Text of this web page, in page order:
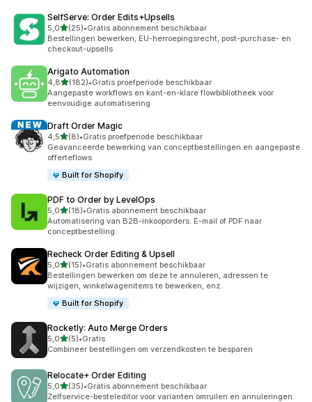
SelfServe: Order Edits+Upsells
5,0van 5 sterren
(25)
25 recensies in totaal
•Gratis abonnement beschikbaar
Bestellingen bewerken, EU-herroepingsrecht, post-purchase- en
checkout-upsells
Arigato Automation
4,8van 5 sterren
(182)
182 recensies in totaal
•Gratis proefperiode beschikbaar
Aangepaste workflows en kant-en-klare flowbibliotheek voor
eenvoudige automatisering
Draft Order Magic
4,5van 5 sterren
(8)
8 recensies in totaal
•Gratis proefperiode beschikbaar
Geavanceerde bewerking van conceptbestellingen en aangepaste
offerteflows
Built for Shopify
PDF to Order by LevelOps
5,0van 5 sterren
(18)
18 recensies in totaal
•Gratis abonnement beschikbaar
Automatisering van B2B-inkooporders. E-mail of PDF naar
conceptbestelling.
Recheck Order Editing & Upsell
5,0van 5 sterren
(15)
15 recensies in totaal
•Gratis abonnement beschikbaar
Bestellingen bewerken om deze te annuleren, adressen te
wijzigen, winkelwagenitems te bewerken, enz.
Built for Shopify
Rocketly: Auto Merge Orders
5,0van 5 sterren
(5)
5 recensies in totaal
•Gratis
Combineer bestellingen om verzendkosten te besparen
Relocate+ Order Editing
5,0van 5 sterren
(35)
35 recensies in totaal
•Gratis abonnement beschikbaar
Zelfservice-besteleditor voor varianten omruilen en annuleringen